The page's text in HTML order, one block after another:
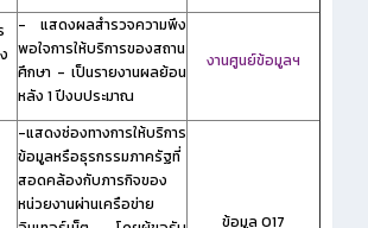
- แสดงผลสำรวจความพึง
พอใจการให้บริการของสถาน
ศึกษา - เป็นรายงานผลย้อน
หลัง 1 ปีงบประมาณ
งานศูนย์ข้อมูลฯ
-แสดงช่องทางการให้บริการ
ข้อมูลหรือธุรกรรมภาครัฐที่
สอดคล้องกับภารกิจของ
หน่วยงานผ่านเครือข่าย
ข้อมูล O17